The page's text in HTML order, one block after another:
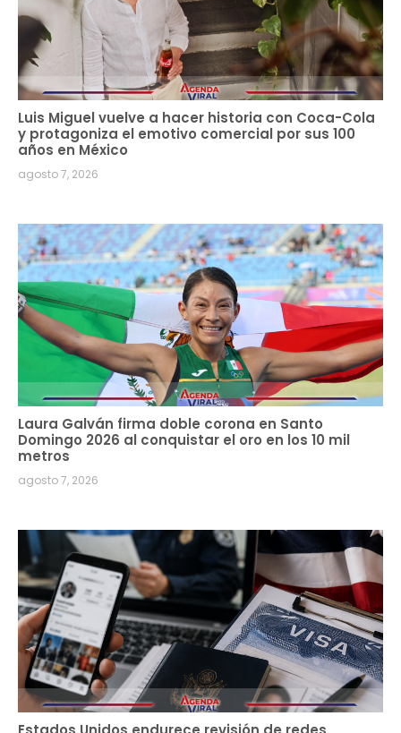
Luis Miguel vuelve a hacer historia con Coca-Cola
y protagoniza el emotivo comercial por sus 100
años en México
agosto 7, 2026
Laura Galván firma doble corona en Santo
Domingo 2026 al conquistar el oro en los 10 mil
metros
agosto 7, 2026